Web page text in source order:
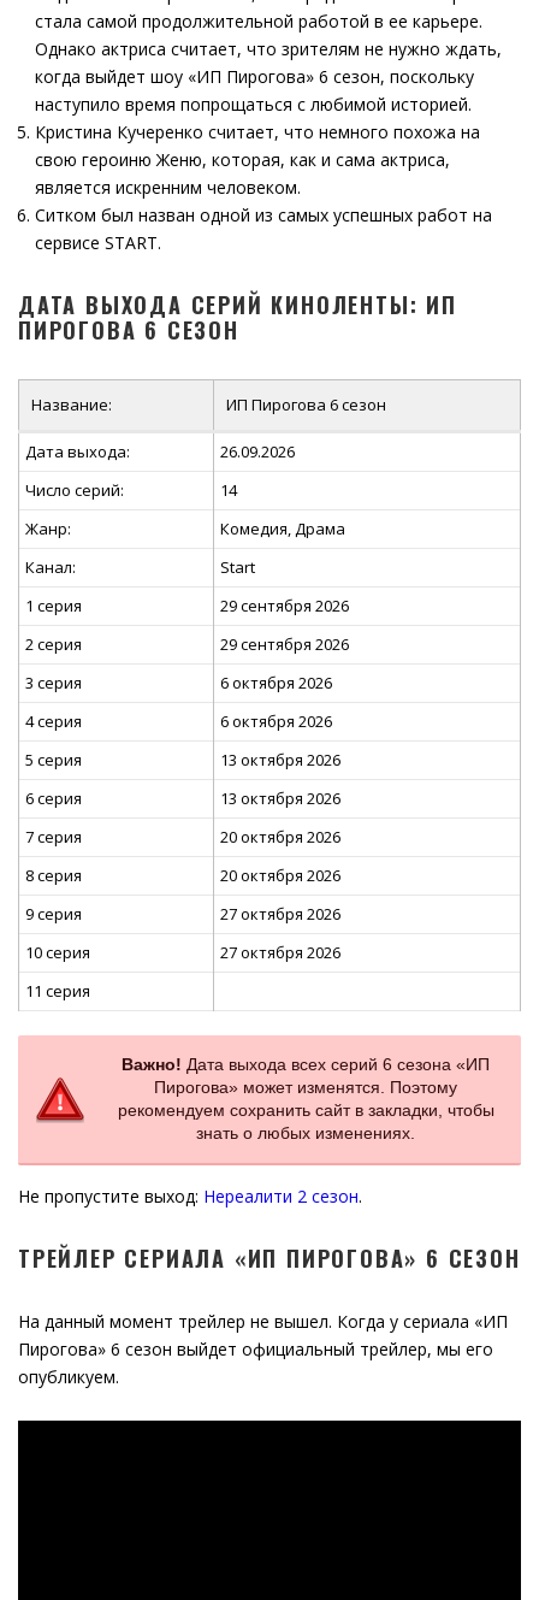
стала самой продолжительной работой в ее карьере.
Однако актриса считает, что зрителям не нужно ждать,
когда выйдет шоу «ИП Пирогова» 6 сезон, поскольку
наступило время попрощаться с любимой историей.
Кристина Кучеренко считает, что немного похожа на
свою героиню Женю, которая, как и сама актриса,
является искренним человеком.
Ситком был назван одной из самых успешных работ на
сервисе START.
ДАТА ВЫХОДА СЕРИЙ КИНОЛЕНТЫ: ИП
ПИРОГОВА 6 СЕЗОН
Название: ИП Пирогова 6 сезон
Дата выхода:
26.09.2026
Число серий:
14
Жанр:
Комедия, Драма
Канал:
Start
1 серия
29 сентября 2026
2 серия
29 сентября 2026
3 серия
6 октября 2026
4 серия
6 октября 2026
5 серия
13 октября 2026
6 серия
13 октября 2026
7 серия
20 октября 2026
8 серия
20 октября 2026
9 серия
27 октября 2026
10 серия
27 октября 2026
11 серия
Важно! Дата выхода всех серий 6 сезона «ИП
Пирогова» может изменятся. Поэтому
рекомендуем сохранить сайт в закладки, чтобы
знать о любых изменениях.
Не пропустите выход: Нереалити 2 сезон.
ТРЕЙЛЕР СЕРИАЛА «ИП ПИРОГОВА» 6 СЕЗОН
На данный момент трейлер не вышел. Когда у сериала «ИП
Пирогова» 6 сезон выйдет официальный трейлер, мы его
опубликуем.